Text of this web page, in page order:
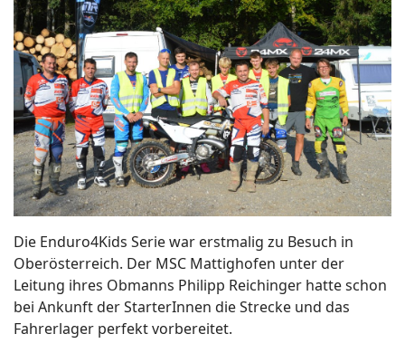
Die Enduro4Kids Serie war erstmalig zu Besuch in
Oberösterreich. Der MSC Mattighofen unter der
Leitung ihres Obmanns Philipp Reichinger hatte schon
bei Ankunft der StarterInnen die Strecke und das
Fahrerlager perfekt vorbereitet.